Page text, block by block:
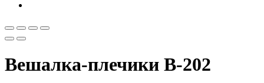
Вешалка-плечики В-202